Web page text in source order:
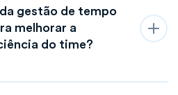
gestão de tempo
melhorar a
do time?